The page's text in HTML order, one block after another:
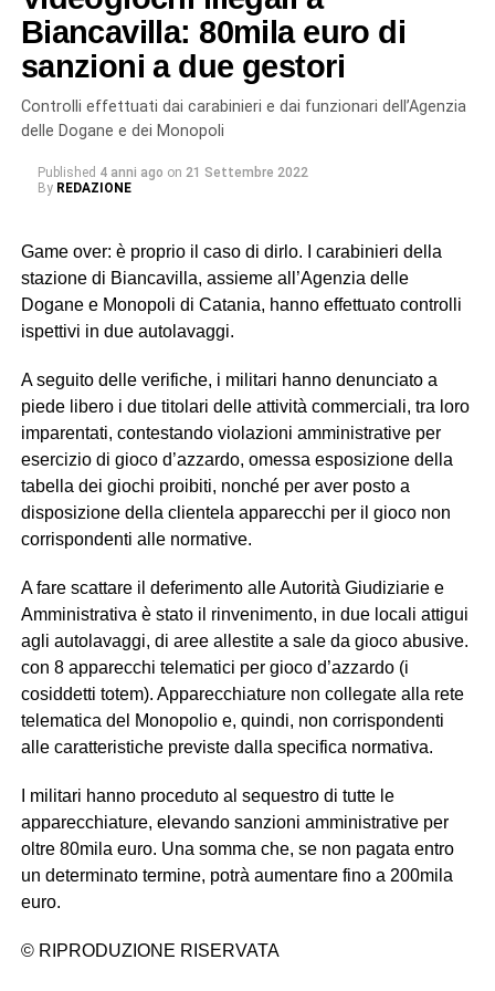
Biancavilla: 80mila euro di
sanzioni a due gestori
Controlli effettuati dai carabinieri e dai funzionari dell’Agenzia
delle Dogane e dei Monopoli
Published 4 anni ago on 21 Settembre 2022
By REDAZIONE
Game over: è proprio il caso di dirlo. I carabinieri della
stazione di Biancavilla, assieme all’Agenzia delle
Dogane e Monopoli di Catania, hanno effettuato controlli
ispettivi in due autolavaggi.
A seguito delle verifiche, i militari hanno denunciato a
piede libero i due titolari delle attività commerciali, tra loro
imparentati, contestando violazioni amministrative per
esercizio di gioco d’azzardo, omessa esposizione della
tabella dei giochi proibiti, nonché per aver posto a
disposizione della clientela apparecchi per il gioco non
corrispondenti alle normative.
A fare scattare il deferimento alle Autorità Giudiziarie e
Amministrativa è stato il rinvenimento, in due locali attigui
agli autolavaggi, di aree allestite a sale da gioco abusive.
con 8 apparecchi telematici per gioco d’azzardo (i
cosiddetti totem). Apparecchiature non collegate alla rete
telematica del Monopolio e, quindi, non corrispondenti
alle caratteristiche previste dalla specifica normativa.
I militari hanno proceduto al sequestro di tutte le
apparecchiature, elevando sanzioni amministrative per
oltre 80mila euro. Una somma che, se non pagata entro
un determinato termine, potrà aumentare fino a 200mila
euro.
© RIPRODUZIONE RISERVATA